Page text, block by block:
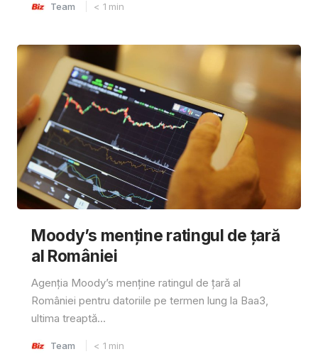
Team < 1 min
Moody’s menține ratingul de țară
al României
Agenția Moody’s menține ratingul de țară al
României pentru datoriile pe termen lung la Baa3,
ultima treaptă...
Team < 1 min